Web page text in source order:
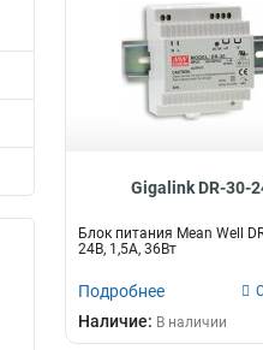
Gigalink DR-30-
Блок питания Mean Well
24В, 1,5А, 36Вт
Подробнее
Наличие: В наличии